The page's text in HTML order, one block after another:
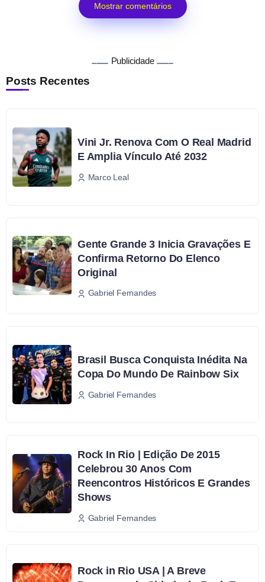
Mostrar comentários
Publicidade
Posts Recentes
Vini Jr. Renova Com O Real Madrid
E Amplia Vínculo Até 2032
Marco Leal
Gente Grande 3 Inicia Gravações E
Confirma Retorno Do Elenco
Original
Gabriel Fernandes
Brasil Busca Conquista Inédita Na
Copa Do Mundo De Rainbow Six
Gabriel Fernandes
Rock In Rio | Edição De 2015
Celebrou 30 Anos Com
Reencontros Históricos E Grandes
Shows
Gabriel Fernandes
Rock in Rio USA | A Breve